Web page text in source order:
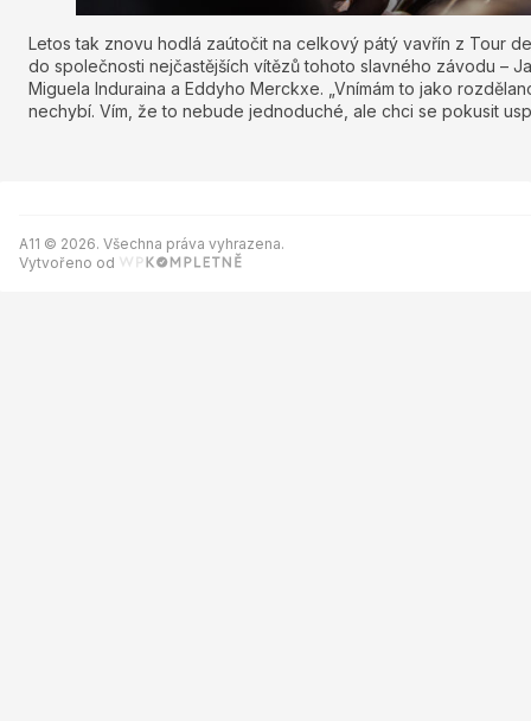
Letos tak znovu hodlá zaútočit na celkový pátý vavřín z Tour
do společnosti nejčastějších vítězů tohoto slavného závodu –
Miguela Induraina a Eddyho Merckxe. „Vnímám to jako
nechybí. Vím, že to nebude jednoduché, ale chci se pokusit
A11 © 2026. Všechna práva vyhrazena.
Vytvořeno od